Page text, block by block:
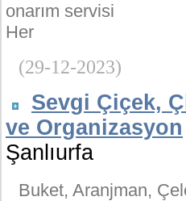
onarım servisi
Her
(29-12-2023)
Sevgi Çiçek,
ve Organizasyon
Şanlıurfa
Buket, Aranjman,